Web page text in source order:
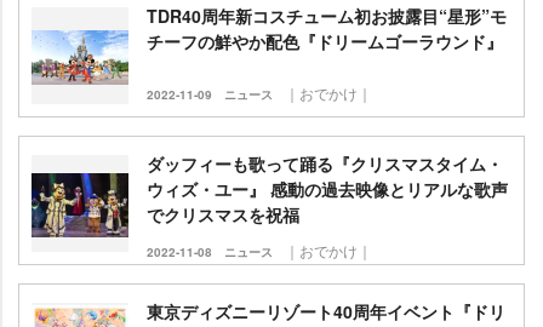
TDR40周年新コスチューム初お披露目“星形”モ
チーフの鮮やか配色『ドリームゴーラウンド』
2022-11-09 ニュース ｜おでかけ｜
ダッフィーも歌って踊る『クリスマスタイム・
ウィズ・ユー』 感動の過去映像とリアルな歌声
でクリスマスを祝福
2022-11-08 ニュース ｜おでかけ｜
東京ディズニーリゾート40周年イベント『ドリ